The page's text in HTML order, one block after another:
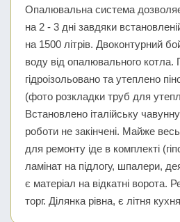
Опалювальна система
на 2 - 3 дні завдяки
на 1500 літрів. Двоконтурний
воду від опалювального котла.
гідроізольовано та утеплено
(фото розкладки труб для
Встановлено італійську
роботи не закінчені. Майже
для ремонту іде в комплекті
ламінат на підлогу, шпалери,
є матеріал на відкатні ворота.
торг. Ділянка рівна, є літня